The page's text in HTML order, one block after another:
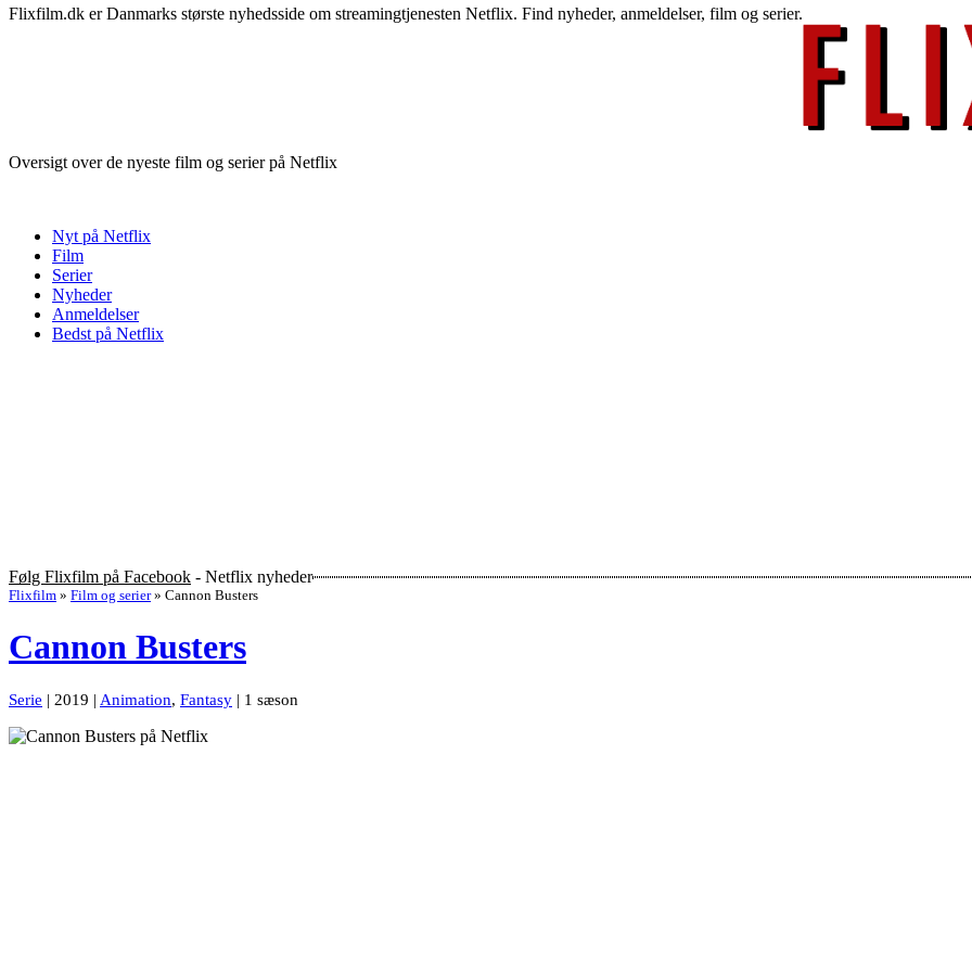
Flixfilm.dk er Danmarks største nyhedsside om streamingtjenesten Netflix. Find nyheder, anmeldelser, film og serier.
Oversigt over de nyeste film og serier på Netflix
Nyt på Netflix
Film
Serier
Nyheder
Anmeldelser
Bedst på Netflix
Følg Flixfilm på Facebook - Netflix nyheder
Flixfilm » Film og serier » Cannon Busters
Cannon Busters
Serie | 2019 | Animation, Fantasy | 1 sæson